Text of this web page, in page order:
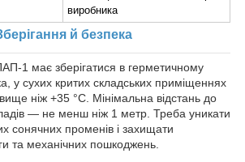
виробника
й безпека
1 має зберігатися в герметичному
у сухих критих складських приміщеннях
ніж +35 °C. Мінімальна відстань до
— не менш ніж 1 метр. Треба уникати
сонячних променів і захищати
та механічних пошкоджень.